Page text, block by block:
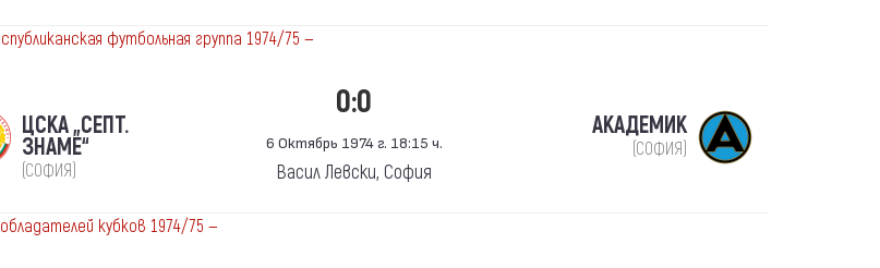
футбольная группа 1974/75 —
ЦСКА „СЕПТ.
ЗНАМЕ“
(СОФИЯ)
0:0
6 Октябрь 1974 г. 18:15 ч.
Васил Левски, София
АКАДЕМИК
(СОФИЯ)
кубков 1974/75 —